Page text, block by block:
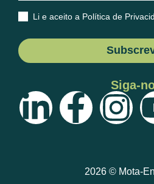
Li e aceito a Política de
Siga-
2026 © Mota-